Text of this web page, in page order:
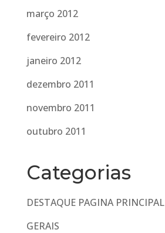
março 2012
fevereiro 2012
janeiro 2012
dezembro 2011
novembro 2011
outubro 2011
Categorias
DESTAQUE PAGINA PRINCIPAL
GERAIS